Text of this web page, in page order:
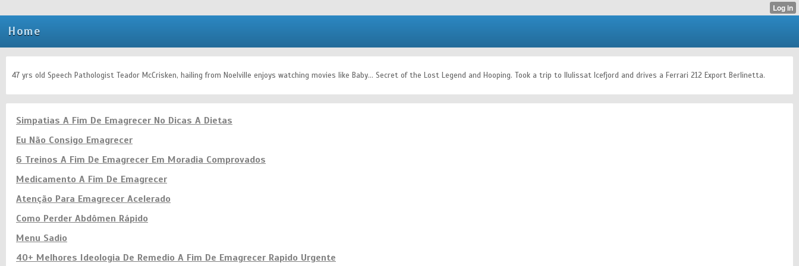
Home
47 yrs old Speech Pathologist Teador McCrisken, hailing from Noelville enjoys watching movies like Baby... Secret of the Lost Legend and Hooping. Took a trip to Ilulissat Icefjord and drives a Ferrari 212 Export Berlinetta.
Simpatias A Fim De Emagrecer No Dicas A Dietas
Eu Não Consigo Emagrecer
6 Treinos A Fim De Emagrecer Em Moradia Comprovados
Medicamento A Fim De Emagrecer
Atenção Para Emagrecer Acelerado
Como Perder Abdômen Rápido
Menu Sadio
40+ Melhores Ideologia De Remedio A Fim De Emagrecer Rapido Urgente